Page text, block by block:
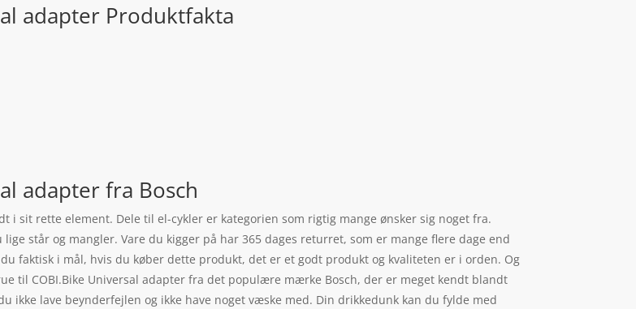
adapter Produktfakta
adapter fra Bosch
i sit rette element. Dele til el-cykler er kategorien som rigtig mange ønsker sig noget fra.
står og mangler. Vare du kigger på har 365 dages returret, som er mange flere dage end
faktisk i mål, hvis du køber dette produkt, det er et godt produkt og kvaliteten er i orden. Og
til COBI.Bike Universal adapter fra det populære mærke Bosch, der er meget kendt blandt
ikke lave beynderfejlen og ikke have noget væske med. Din drikkedunk kan du fylde med